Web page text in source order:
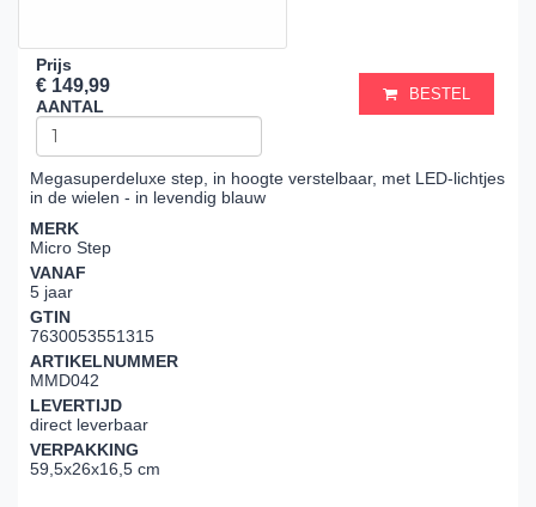
Prijs
€ 149,99
AANTAL
BESTEL
Megasuperdeluxe step, in hoogte verstelbaar, met LED-lichtjes
in de wielen - in levendig blauw
MERK
Micro Step
VANAF
5 jaar
GTIN
7630053551315
ARTIKELNUMMER
MMD042
LEVERTIJD
direct leverbaar
VERPAKKING
59,5x26x16,5 cm